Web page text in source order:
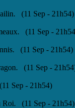
(11 Sep - 21h54)
(11 Sep -
(11 Sep - 21h54)
(11 Sep -
Sep - 21h54)
Roi. (11 Sep - 21h54)